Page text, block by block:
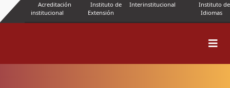
Acreditación
institucional
Instituto de
Extensión
Interinstitucional
Instituto de
Idiomas